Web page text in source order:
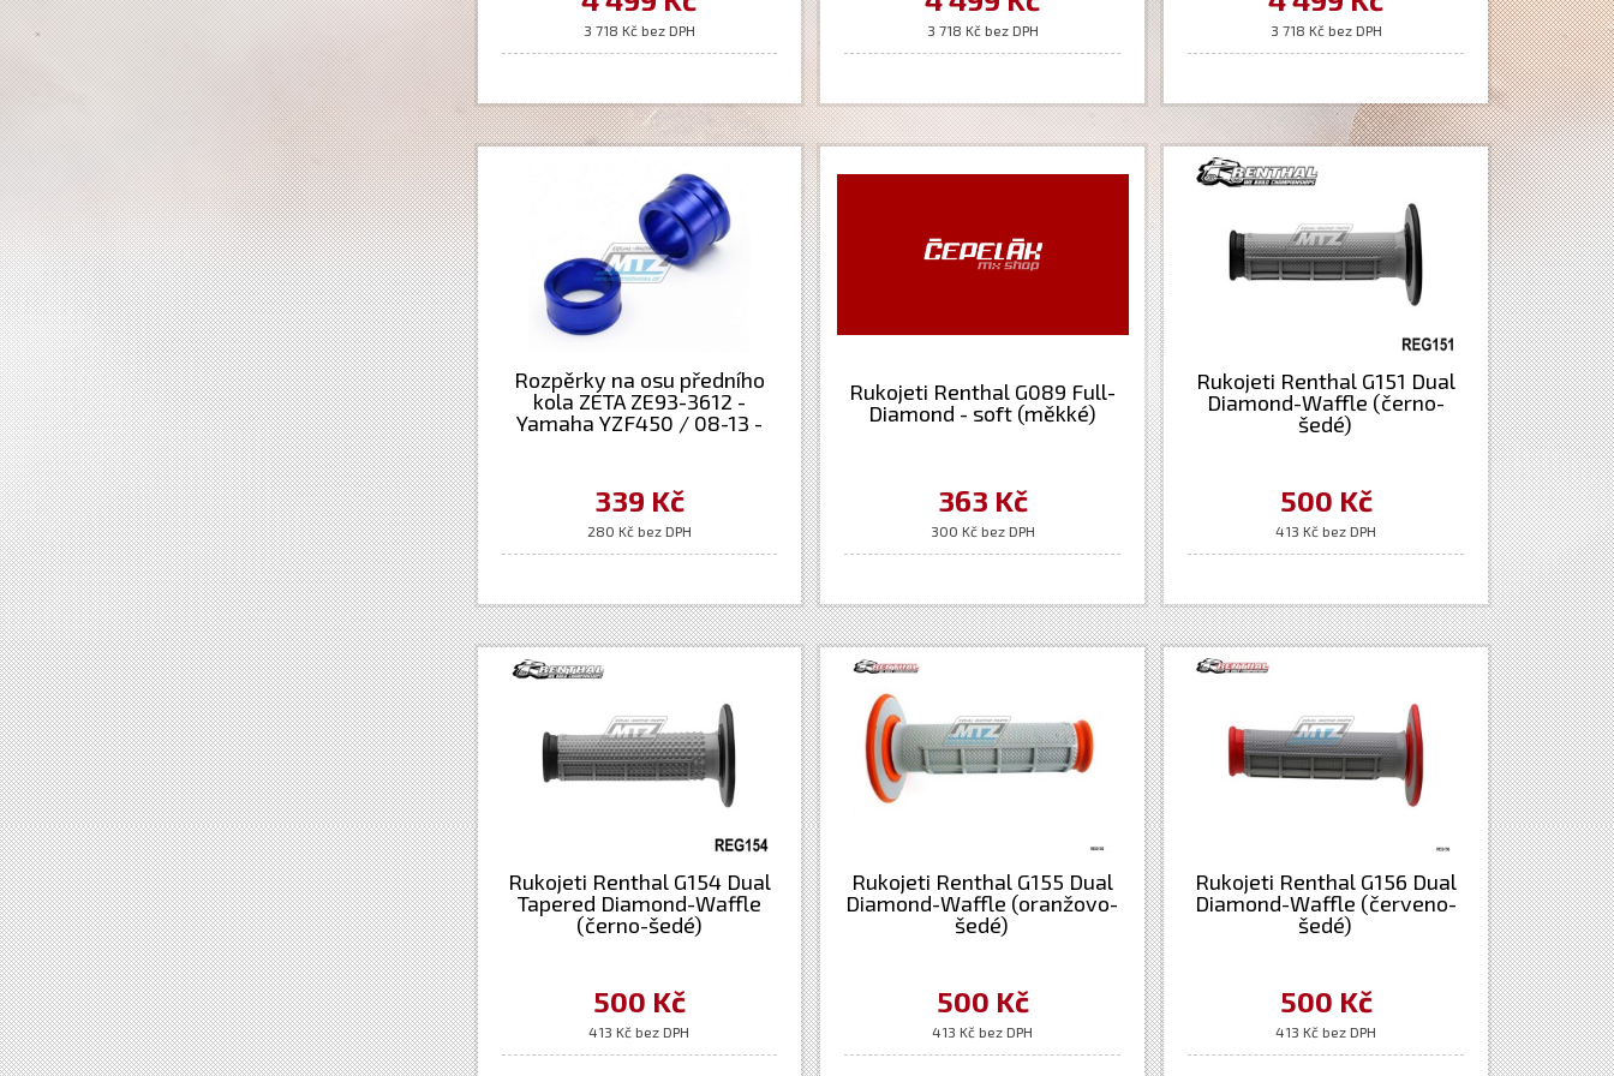
3 718 Kč bez DPH 3 718 Kč bez DPH
KTM+Husaberg+Husqvarna
3 718 Kč bez DPH
Rozpěrky na osu předního
kola ZETA ZE93-3612 -
Yamaha YZF450 / 08-13 -
339 Kč
280 Kč bez DPH
Rukojeti Renthal G089 Full-
Diamond - soft (měkké)
363 Kč
300 Kč bez DPH
Rukojeti Renthal G151 Dual
Diamond-Waffle (černo-
šedé)
500 Kč
413 Kč bez DPH
Rukojeti Renthal G154 Dual
Tapered Diamond-Waffle
(černo-šedé)
500 Kč
413 Kč bez DPH
Rukojeti Renthal G155 Dual
Diamond-Waffle (oranžovo-
šedé)
500 Kč
413 Kč bez DPH
Rukojeti Renthal G156 Dual
Diamond-Waffle (červeno-
šedé)
500 Kč
413 Kč bez DPH